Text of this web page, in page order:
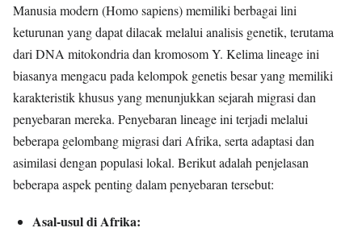
Manusia modern (Homo sapiens) memiliki berbagai lini
keturunan yang dapat dilacak melalui analisis genetik, terutama
dari DNA mitokondria dan kromosom Y. Kelima lineage ini
biasanya mengacu pada kelompok genetis besar yang memiliki
karakteristik khusus yang menunjukkan sejarah migrasi dan
penyebaran mereka. Penyebaran lineage ini terjadi melalui
beberapa gelombang migrasi dari Afrika, serta adaptasi dan
asimilasi dengan populasi lokal. Berikut adalah penjelasan
beberapa aspek penting dalam penyebaran tersebut:
Asal-usul di Afrika: